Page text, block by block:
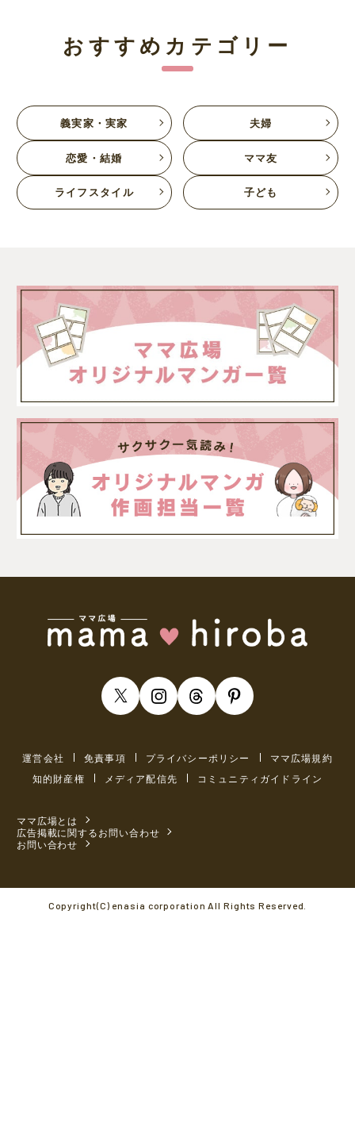
おすすめカテゴリー
義実家・実家 夫婦
恋愛・結婚 ママ友
ライフスタイル 子ども
運営会社 免責事項 プライバシーポリシー
ママ広場規約
知的財産権
メディア配信先 コミュニティガイドライン
ママ広場とは
広告掲載に関するお問い合わせ
お問い合わせ
Copyright(C) enasia corporation All Rights Reserved.